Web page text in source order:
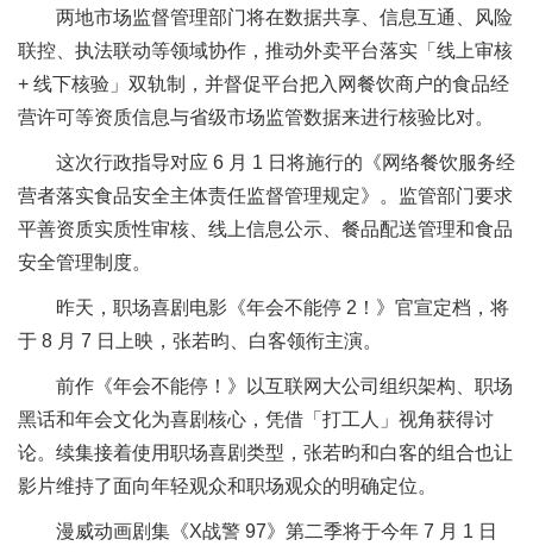
两地市场监督管理部门将在数据共享、信息互通、风险
联控、执法联动等领域协作，推动外卖平台落实「线上审核
+ 线下核验」双轨制，并督促平台把入网餐饮商户的食品经
营许可等资质信息与省级市场监管数据来进行核验比对。
这次行政指导对应 6 月 1 日将施行的《网络餐饮服务经
营者落实食品安全主体责任监督管理规定》。监管部门要求
平善资质实质性审核、线上信息公示、餐品配送管理和食品
安全管理制度。
昨天，职场喜剧电影《年会不能停 2！》官宣定档，将
于 8 月 7 日上映，张若昀、白客领衔主演。
前作《年会不能停！》以互联网大公司组织架构、职场
黑话和年会文化为喜剧核心，凭借「打工人」视角获得讨
论。续集接着使用职场喜剧类型，张若昀和白客的组合也让
影片维持了面向年轻观众和职场观众的明确定位。
漫威动画剧集《X战警 97》第二季将于今年 7 月 1 日